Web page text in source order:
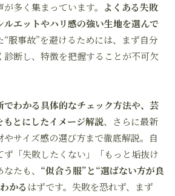
多く集まっています。 よくある失敗
エットやハリ感の強い生地を選んで
“服事故”を避けるためには、まず自分
診断し、特徴を把握することが不可欠
でわかる具体的なチェック方法や、芸
とにしたイメージ解説、さらに最新
やサイズ感の選び方まで徹底解説。自
「失敗したくない」「もっと垢抜け
たも、 “似合う服”と“選ばない方が良
かる はずです。失敗を恐れず、まず